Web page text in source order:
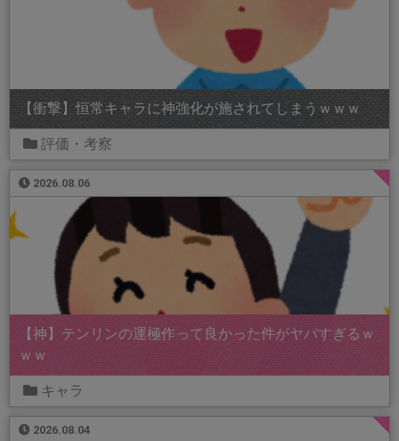
【衝撃】恒常キャラに神強化が施されてしまうｗｗｗ
評価・考察
2026.08.06
【神】テンリンの運極作って良かった件がヤバすぎるｗ
ｗｗ
キャラ
2026.08.04